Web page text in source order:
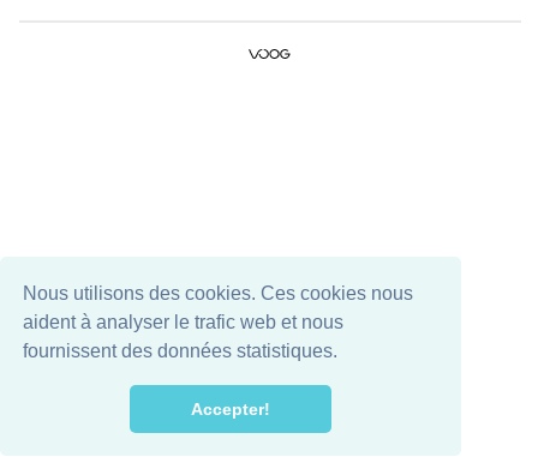
Nous utilisons des cookies. Ces cookies nous
aident à analyser le trafic web et nous
fournissent des données statistiques.
Accepter!